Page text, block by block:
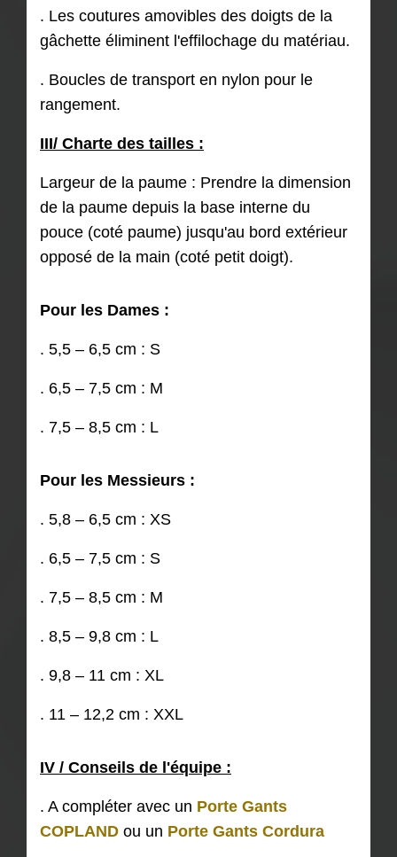
. Les coutures amovibles des doigts de la
gâchette éliminent l'effilochage du matériau.
. Boucles de transport en nylon pour le
rangement.
III/ Charte des tailles :
Largeur de la paume : Prendre la dimension
de la paume depuis la base interne du
pouce (coté paume) jusqu'au bord extérieur
opposé de la main (coté petit doigt).
Pour les Dames :
. 5,5 – 6,5 cm : S
. 6,5 – 7,5 cm : M
. 7,5 – 8,5 cm : L
Pour les Messieurs :
. 5,8 – 6,5 cm : XS
. 6,5 – 7,5 cm : S
. 7,5 – 8,5 cm : M
. 8,5 – 9,8 cm : L
. 9,8 – 11 cm : XL
. 11 – 12,2 cm : XXL
IV / Conseils de l'équipe :
. A compléter avec un Porte Gants
COPLAND ou un Porte Gants Cordura